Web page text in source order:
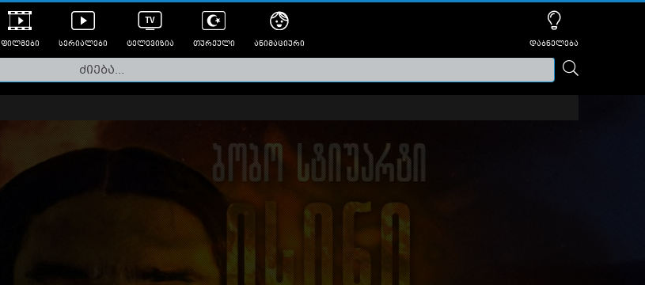
ფილმები სერიალები ტელევიზია თურქული ანიმაციური დაბნელება